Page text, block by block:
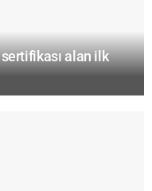
alan ilk